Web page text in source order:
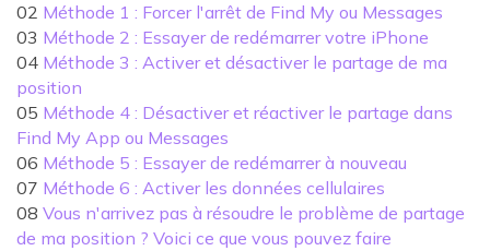
02 Méthode 1 : Forcer l'arrêt de Find My ou Messages
03 Méthode 2 : Essayer de redémarrer votre iPhone
04 Méthode 3 : Activer et désactiver le partage de ma
position
05 Méthode 4 : Désactiver et réactiver le partage dans
Find My App ou Messages
06 Méthode 5 : Essayer de redémarrer à nouveau
07 Méthode 6 : Activer les données cellulaires
08 Vous n'arrivez pas à résoudre le problème de partage
de ma position ? Voici ce que vous pouvez faire